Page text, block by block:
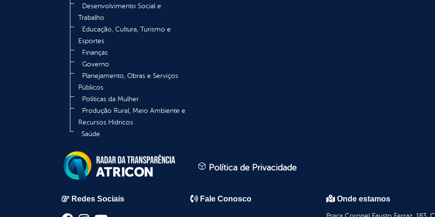
Desenvolvimento Social e
Trabalho
Educação, Cultura, Turismo e
Esportes
Finanças
Governo
Planejamento, Obras e Serviços
Públicos
Políticas da Mulher
Produção Rural, Meio Ambiente e
Recursos Hídricos
Saúde
Política de Privacidade
Redes Sociais Fale Conosco Onde estamos